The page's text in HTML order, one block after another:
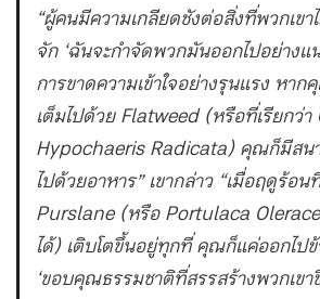
“ผู้คนมีความเกลียดชังต่อสิ่งที่พวกเขา
จัก ‘ฉันจะกำจัดพวกมันออกไปอย่าง
การขาดความเข้าใจอย่างรุนแรง ห
เต็มไปด้วย Flatweed (หรือที่เรียกว่า
Hypochaeris Radicata) คุณก็มีสน
ไปด้วยอาหาร” เขากล่าว “เมื่อฤดูร้อน
Purslane (หรือ Portulaca
ได้) เติบโตขึ้นอยู่ทุกที่ คุณก็แค่ออกไป
‘ขอบคุณธรรมชาติที่สรรสร้างพวกเขา